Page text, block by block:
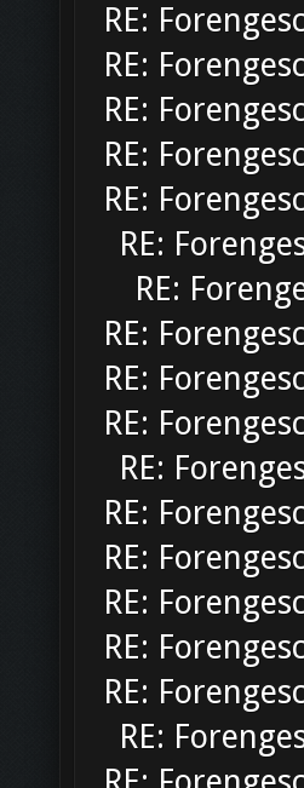
RE:
RE:
RE:
RE:
RE:
RE:
RE:
RE:
RE:
RE:
RE:
RE:
RE:
RE:
RE:
RE:
RE: